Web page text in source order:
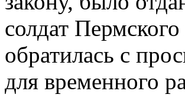
солдат
обратилась с
для временного